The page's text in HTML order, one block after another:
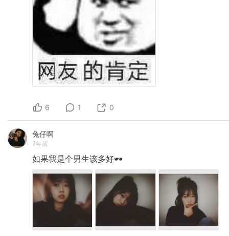
6 1 0
兔仔啊
7年前
如果我是个男生该多好🕶